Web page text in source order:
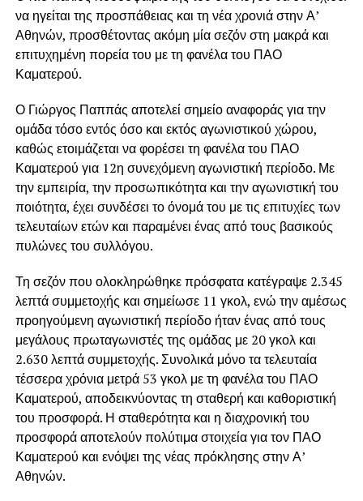
να ηγείται της προσπάθειας και τη νέα χρονιά στην Α’
Αθηνών, προσθέτοντας ακόμη μία σεζόν στη μακρά και
επιτυχημένη πορεία του με τη φανέλα του ΠΑΟ
Καματερού.
Ο Γιώργος Παππάς αποτελεί σημείο αναφοράς για την
ομάδα τόσο εντός όσο και εκτός αγωνιστικού χώρου,
καθώς ετοιμάζεται να φορέσει τη φανέλα του ΠΑΟ
Καματερού για 12η συνεχόμενη αγωνιστική περίοδο. Με
την εμπειρία, την προσωπικότητα και την αγωνιστική του
ποιότητα, έχει συνδέσει το όνομά του με τις επιτυχίες των
τελευταίων ετών και παραμένει ένας από τους βασικούς
πυλώνες του συλλόγου.
Τη σεζόν που ολοκληρώθηκε πρόσφατα κατέγραψε 2.345
λεπτά συμμετοχής και σημείωσε 11 γκολ, ενώ την αμέσως
προηγούμενη αγωνιστική περίοδο ήταν ένας από τους
μεγάλους πρωταγωνιστές της ομάδας με 20 γκολ και
2.630 λεπτά συμμετοχής. Συνολικά μόνο τα τελευταία
τέσσερα χρόνια μετρά 53 γκολ με τη φανέλα του ΠΑΟ
Καματερού, αποδεικνύοντας τη σταθερή και καθοριστική
του προσφορά. Η σταθερότητα και η διαχρονική του
προσφορά αποτελούν πολύτιμα στοιχεία για τον ΠΑΟ
Καματερού και ενόψει της νέας πρόκλησης στην Α’
Αθηνών.